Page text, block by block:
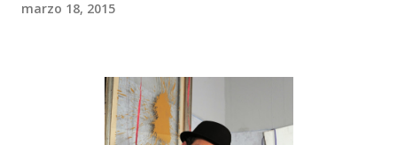
marzo 18, 2015